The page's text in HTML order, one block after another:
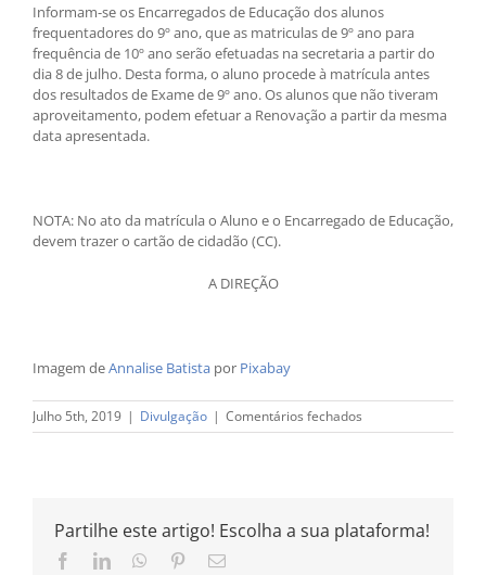
Informam-se os Encarregados de Educação dos alunos
frequentadores do 9º ano, que as matriculas de 9º ano para
frequência de 10º ano serão efetuadas na secretaria a partir do
dia 8 de julho. Desta forma, o aluno procede à matrícula antes
dos resultados de Exame de 9º ano. Os alunos que não tiveram
aproveitamento, podem efetuar a Renovação a partir da mesma
data apresentada.
NOTA: No ato da matrícula o Aluno e o Encarregado de Educação,
devem trazer o cartão de cidadão (CC).
A DIREÇÃO
Imagem deAnnalise Batista por Pixabay
Julho 5th, 2019 | Divulgação | Comentários fechados
Matrículas
ano
Partilhe este artigo! Escolha a sua plataforma!
FacebookLinkedInWhatsApp
PinterestEmail